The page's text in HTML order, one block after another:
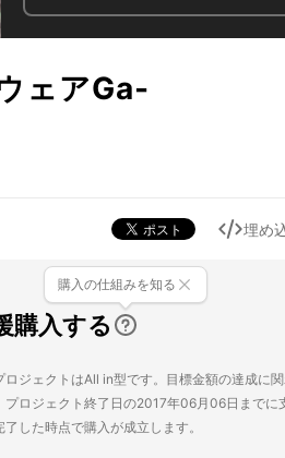
ェアGa-
埋め
購入する
購入の仕組みを知る
ロジェクトはAll in型です。目標金額の達成に
プロジェクト終了日の2017年06月06日までに
了した時点で購入が成立します。